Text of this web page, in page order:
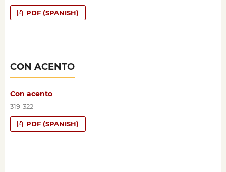
PDF (SPANISH)
CON ACENTO
Con acento
319-322
PDF (SPANISH)